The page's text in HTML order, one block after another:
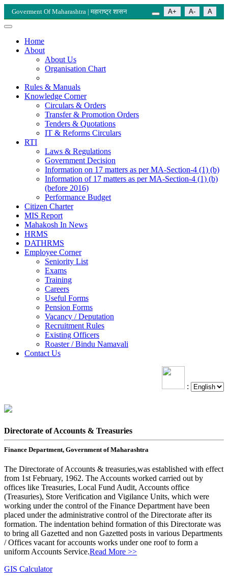
Goverment Of Maharashtra | महाराष्ट्र शासन A+ A- A
Home
About
About Us
Organisation Chart
Rules & Manuals
Knowledge Corner
Circulars & Orders
Transfer & Promotion Orders
Tenders & Quotations
IT & Reforms Circulars
RTI
Laws & Regulations
Government Decision
Information on 17 matters as per MA-Section-4 (1) (b)
Information of 17 matters as per MA-Section-4 (1) (b)
(before 2016)
Performance Budget
Citizen Charter
MIS Report
Mahakosh In News
HRMS
DATHRMS
Employee Corner
Seniority List
Exams
Training
Careers
Useful Forms
Pension Forms
Vacancy / Deputation
Recruitment Rules
Existing Officers
Roaster / Bindu Namavali
Contact Us
:
Directorate of Accounts & Treasuries
Finance Department, Government of Maharashtra
The Directorate of Accounts & treasuries,was established with effect
from 1st February, 1962. The Accounts worked carried out by
offices like Treasuries, Local Fund Audit, Accounts office
(Treasuries), Store Verification and Vigilance Units, which were
working under the control of the Finance Department have been
placed under the administrative control of the Directorate after its
formation. The indentation behind formation of this Directorate was
to bring all Gazetted and non Gazetted posts in various Departments
/ Offices vacant for accounts works under one roof to form a
uniform Accounts Service.Read More >>
GIS Calculator